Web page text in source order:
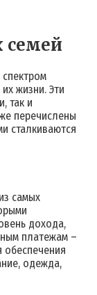
семей
жизни. Эти
так и
перечислены
сталкиваются
самых
дохода,
платежам –
обеспечения
одежда,